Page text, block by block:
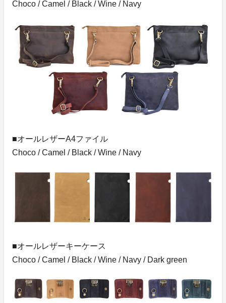
Choco / Camel / Black / Wine / Navy
■オールレザーA4ファイル
Choco / Camel / Black / Wine / Navy
■オールレザーキーケース
Choco / Camel / Black / Wine / Navy / Dark green